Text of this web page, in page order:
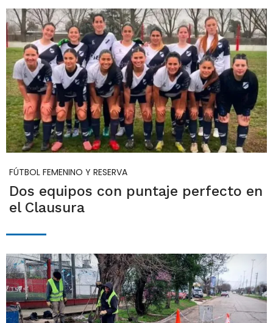
FÚTBOL FEMENINO Y RESERVA
Dos equipos con puntaje perfecto en
el Clausura